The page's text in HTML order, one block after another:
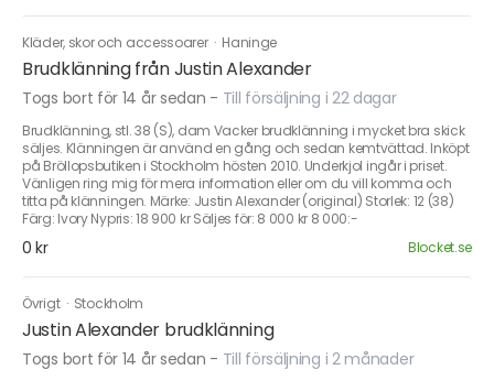
Kläder, skor och accessoarer · Haninge
Brudklänning från Justin Alexander
Togs bort för 14 år sedan - Till försäljning i 22 dagar
Brudklänning, stl. 38 (S), dam Vacker brudklänning i mycket bra skick
säljes. Klänningen är använd en gång och sedan kemtvättad. Inköpt
på Bröllopsbutiken i Stockholm hösten 2010. Underkjol ingår i priset.
Vänligen ring mig för mera information eller om du vill komma och
titta på klänningen. Märke: Justin Alexander (original) Storlek: 12 (38)
Färg: Ivory Nypris: 18 900 kr Säljes för: 8 000 kr 8 000:-
0 kr Blocket.se
Övrigt · Stockholm
Justin Alexander brudklänning
Togs bort för 14 år sedan - Till försäljning i 2 månader